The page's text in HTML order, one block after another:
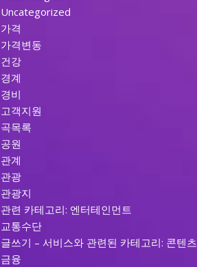
Uncategorized
가격
가격변동
건강
경계
경비
고객지원
곡목록
공원
관계
관광
관광지
관련 카테고리: 엔터테인먼트
교통수단
글쓰기 – 서비스와 관련된 카테고리: 콘텐츠
금융